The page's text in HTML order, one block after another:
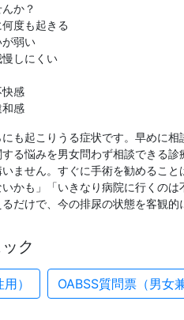
か？
度も起きる
が弱い
慢しにくい
快感
和感
も起こりうる症状です。早めに
る悩みを男女問わず相談できる診
ません。すぐに手術を勧めるこ
いかも」「いきなり病院に行くの
だけで、今の排尿の状態を客観
ク
） OABSS質問票（男女